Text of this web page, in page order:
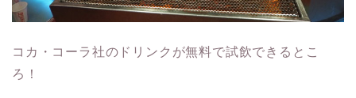
コカ・コーラ社のドリンクが無料で試飲できるとこ
ろ！